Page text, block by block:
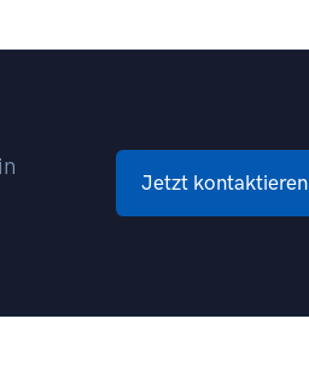
Jetzt kontaktieren